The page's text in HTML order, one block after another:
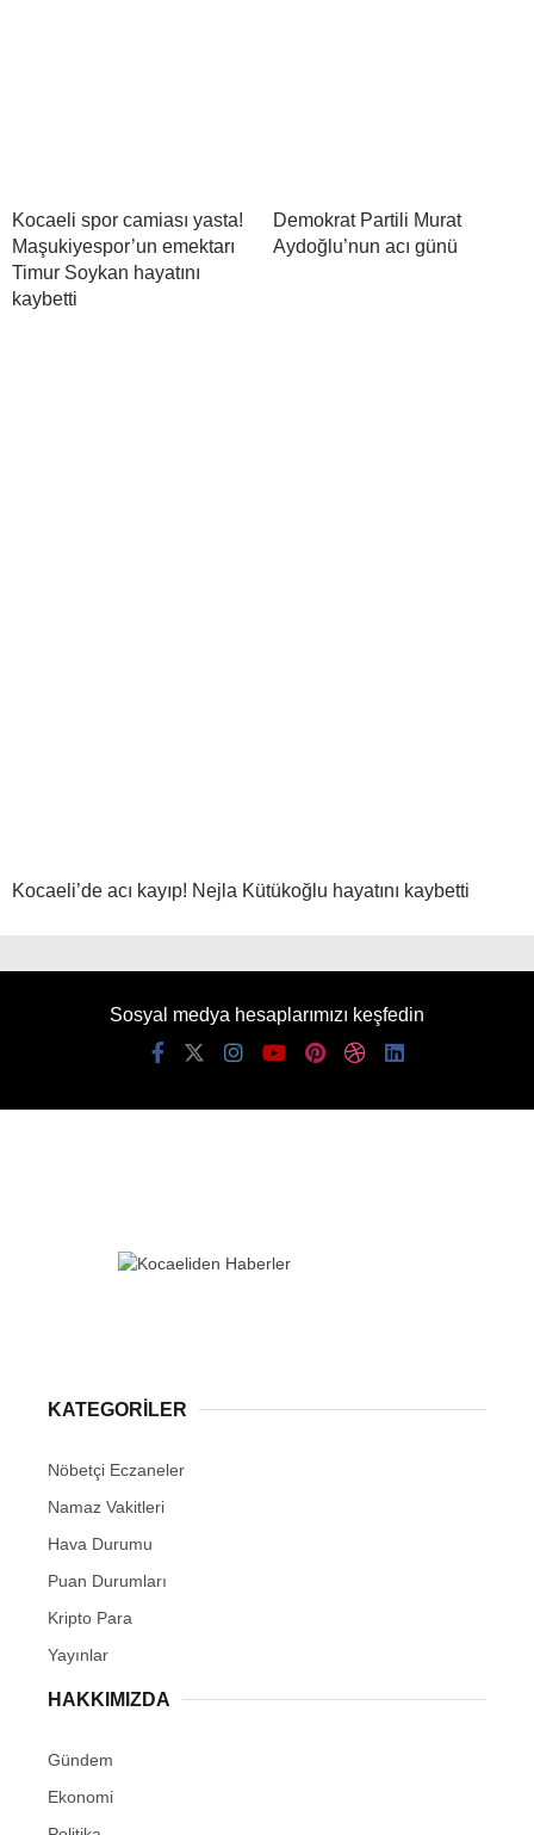
Kocaeli spor camiası yasta!
Maşukiyespor’un emektarı
Timur Soykan hayatını
kaybetti
Demokrat Partili Murat
Aydoğlu’nun acı günü
Kocaeli’de acı kayıp! Nejla Kütükoğlu hayatını kaybetti
Sosyal medya hesaplarımızı keşfedin
KATEGORİLER
Nöbetçi Eczaneler
Namaz Vakitleri
Hava Durumu
Puan Durumları
Kripto Para
Yayınlar
HAKKIMIZDA
Gündem
Ekonomi